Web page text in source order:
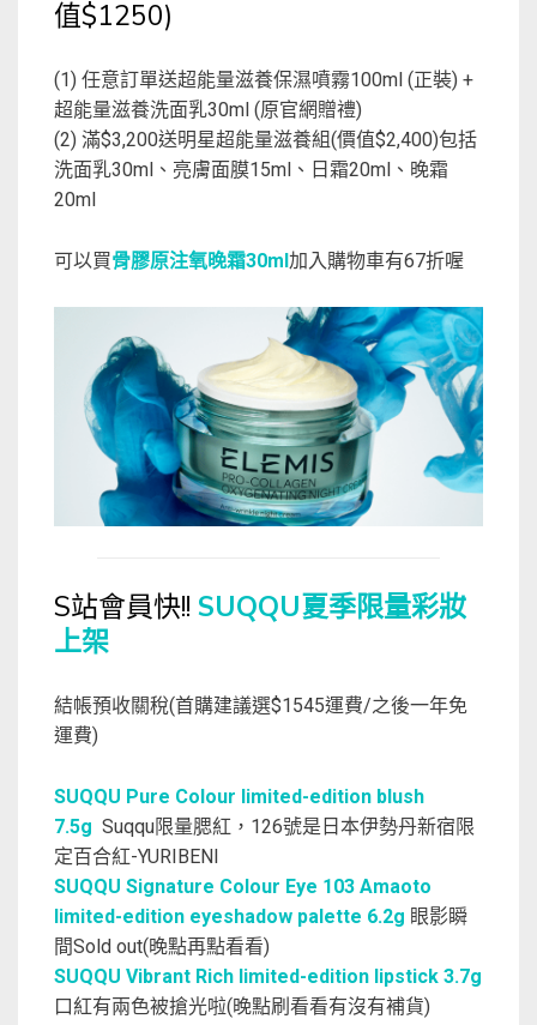
值$1250)
(1) 任意訂單送超能量滋養保濕噴霧100ml (正裝) +
超能量滋養洗面乳30ml (原官網贈禮)
(2) 滿$3,200送明星超能量滋養組(價值$2,400)包括
洗面乳30ml、亮膚面膜15ml、日霜20ml、晚霜
20ml
可以買骨膠原注氧晚霜30ml加入購物車有67折喔
S站會員快!! SUQQU夏季限量彩妝
上架
結帳預收關稅(首購建議選$1545運費/之後一年免
運費)
SUQQU Pure Colour limited-edition blush
7.5g Suqqu限量腮紅，126號是日本伊勢丹新宿限
定百合紅-YURIBENI
SUQQU Signature Colour Eye 103 Amaoto
limited-edition eyeshadow palette 6.2g 眼影瞬
間Sold out(晚點再點看看)
SUQQU Vibrant Rich limited-edition lipstick 3.7g
口紅有兩色被搶光啦(晚點刷看看有沒有補貨)